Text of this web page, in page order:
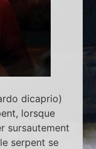
dicaprio)
lorsque
sursautement
serpent se